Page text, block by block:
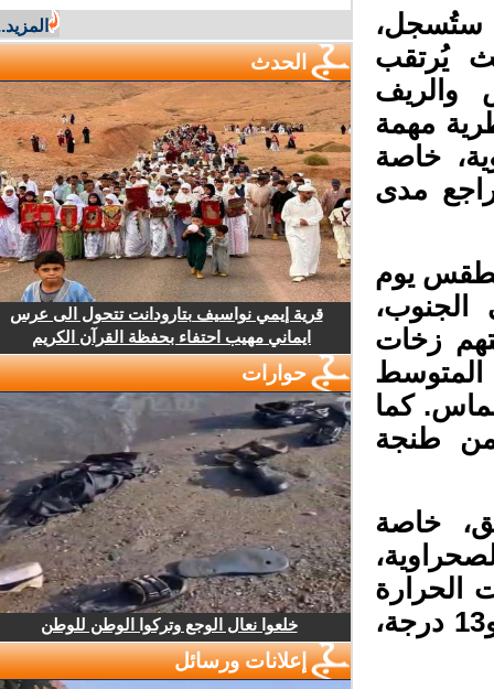
ستُسجل،
يُرتقب
مهمة
خاصة
مدى
يوم
زخات
كما
طنجة
خاصة
الحرارة
بين أجواء باردة نسبياً بالمرتفعات، تتراوح بين 8 و13 درجة،
المزيد...
الحدث
قرية إيمي نواسيف بتارودانت تتحول الى عرس
ايماني مهيب احتفاء بحفظة القرآن الكريم
حوارات
خلعوا نعال الوجع وتركوا الوطن للوطن
إعلانات ورسائل